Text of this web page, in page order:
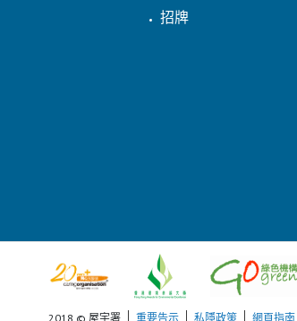
招牌
2018 © 屋宇署 重要告示 私隱政策 網頁指南